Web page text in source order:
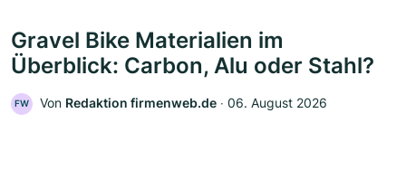
Gravel Bike Materialien im
Überblick: Carbon, Alu oder Stahl?
FW Von Redaktion firmenweb.de ‧ 06. August 2026